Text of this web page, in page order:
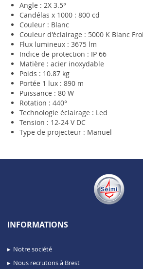
Angle : 2X 3.5°
Candélas x 1000 : 800 cd
Couleur : Blanc
Couleur d'éclairage : 5000 K Blanc
Flux lumineux : 3675 lm
Indice de protection : IP 66
Matière : acier inoxydable
Poids : 10.87 kg
Portée 1 lux : 890 m
Puissance : 80 W
Rotation : 440°
Technologie éclairage : Led
Tension : 12-24 V DC
Type de projecteur : Manuel
INFORMATIONS
Notre société
Nous recrutons à Brest